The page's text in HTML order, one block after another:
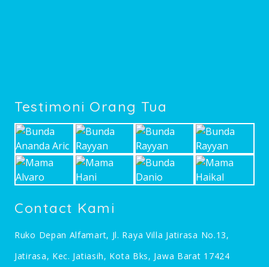
Testimoni Orang Tua
Contact Kami
Ruko Depan Alfamart, Jl. Raya Villa Jatirasa No.13,
Jatirasa, Kec. Jatiasih, Kota Bks, Jawa Barat 17424